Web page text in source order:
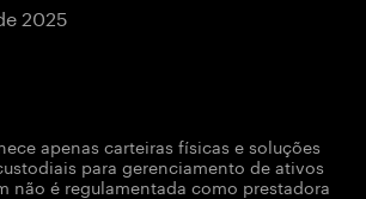
2025
apenas carteiras físicas e soluções
para gerenciamento de ativos
não é regulamentada como prestadora